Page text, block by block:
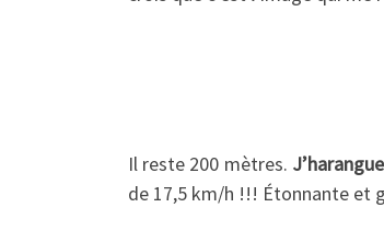
Il reste 200 mètres. J’harangue
de 17,5 km/h !!! Étonnante et